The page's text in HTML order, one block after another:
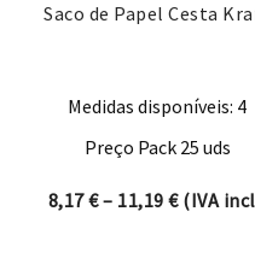
Saco de Papel Cesta
Medidas disponíveis: 4
Preço Pack 25 uds
8,17€– 11,19 €Price
(IVA